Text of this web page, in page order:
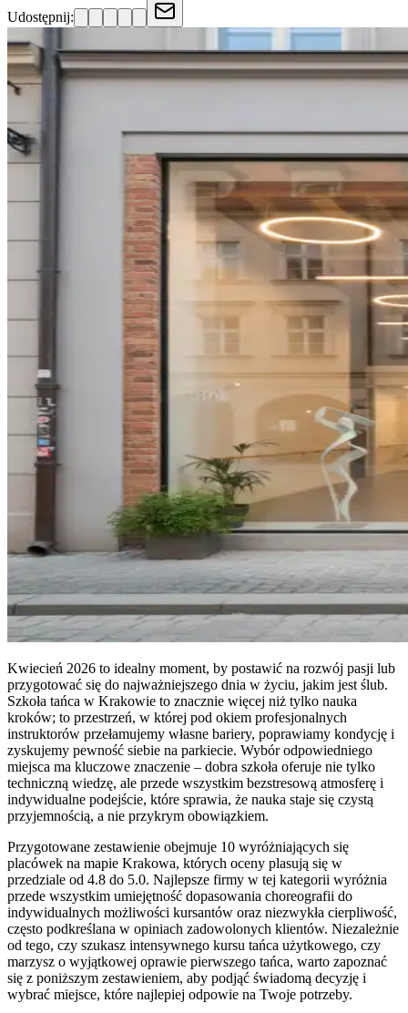
Udostępnij:
Kwiecień 2026 to idealny moment, by postawić na rozwój pasji lub
przygotować się do najważniejszego dnia w życiu, jakim jest ślub.
Szkoła tańca w Krakowie to znacznie więcej niż tylko nauka
kroków; to przestrzeń, w której pod okiem profesjonalnych
instruktorów przełamujemy własne bariery, poprawiamy kondycję i
zyskujemy pewność siebie na parkiecie. Wybór odpowiedniego
miejsca ma kluczowe znaczenie – dobra szkoła oferuje nie tylko
techniczną wiedzę, ale przede wszystkim bezstresową atmosferę i
indywidualne podejście, które sprawia, że nauka staje się czystą
przyjemnością, a nie przykrym obowiązkiem.
Przygotowane zestawienie obejmuje 10 wyróżniających się
placówek na mapie Krakowa, których oceny plasują się w
przedziale od 4.8 do 5.0. Najlepsze firmy w tej kategorii wyróżnia
przede wszystkim umiejętność dopasowania choreografii do
indywidualnych możliwości kursantów oraz niezwykła cierpliwość,
często podkreślana w opiniach zadowolonych klientów. Niezależnie
od tego, czy szukasz intensywnego kursu tańca użytkowego, czy
marzysz o wyjątkowej oprawie pierwszego tańca, warto zapoznać
się z poniższym zestawieniem, aby podjąć świadomą decyzję i
wybrać miejsce, które najlepiej odpowie na Twoje potrzeby.